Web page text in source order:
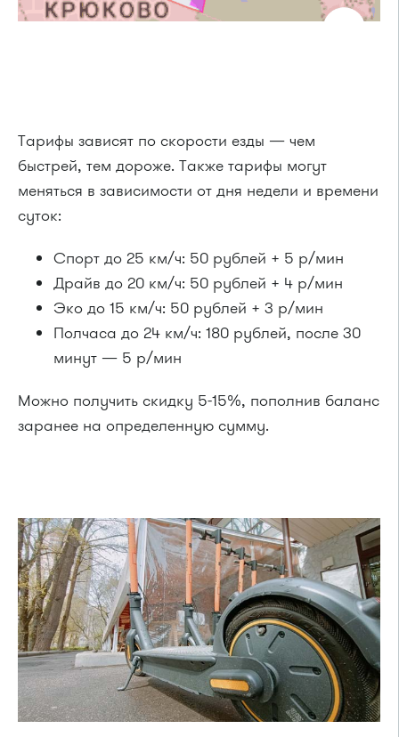
Тарифы зависят по скорости езды — чем
быстрей, тем дороже. Также тарифы могут
меняться в зависимости от дня недели и времени
суток:
Cпорт до 25 км/ч: 50 рублей + 5 р/мин
Драйв до 20 км/ч: 50 рублей + 4 р/мин
Эко до 15 км/ч: 50 рублей + 3 р/мин
Полчаса до 24 км/ч: 180 рублей, после 30
минут — 5 р/мин
Можно получить скидку 5-15%, пополнив баланс
заранее на определенную сумму.